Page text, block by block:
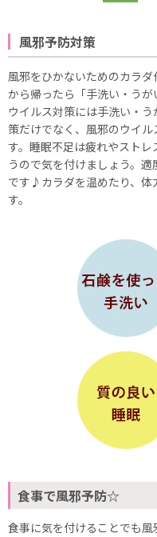
風邪予防対策
風邪をひかないためのカラ
から帰ったら「手洗い・うが
ウイルス対策には手洗い・
策だけでなく、風邪のウイ
す。睡眠不足は疲れやスト
うので気を付けましょう。
です♪カラダを温めたり、体
す。
食事で風邪予防☆
食事に気を付けることでも風